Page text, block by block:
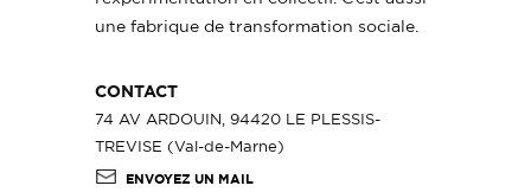
une fabrique de transformation sociale.
CONTACT
74 AV ARDOUIN, 94420 LE PLESSIS-
TREVISE (Val-de-Marne)
ENVOYEZ UN MAIL